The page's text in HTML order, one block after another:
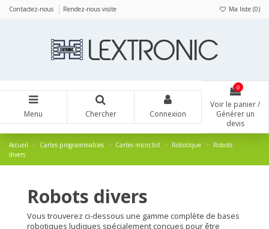
Contactez-nous Rendez-nous visite Ma liste (0)
Menu Chercher Connexion
0
Voir le panier /
Générer un
devis
Accueil Cartes programmables Cartes micro:bit Robotique
Robots
divers
Robots divers
Vous trouverez ci-dessous une gamme complète de bases
robotiques ludiques spécialement conçues pour être
Panneau de gestion des cookies